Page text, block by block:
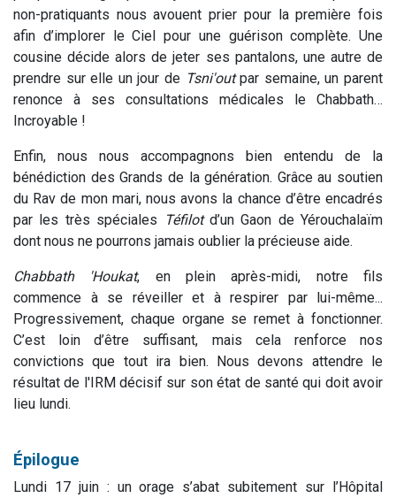
non-pratiquants nous avouent prier pour la première fois
afin d’implorer le Ciel pour une guérison complète. Une
cousine décide alors de jeter ses pantalons, une autre de
prendre sur elle un jour de Tsni'outpar semaine, un parent
renonce à ses consultations médicales le Chabbath…
Incroyable !
Enfin, nous nous accompagnons bien entendu de la
bénédiction des Grands de la génération. Grâce au soutien
du Rav de mon mari, nous avons la chance d’être encadrés
par les très spéciales
Téfilotd’un Gaon de Yérouchalaïm
dont nous ne pourrons jamais oublier la précieuse aide.
Chabbath 'Houkat, en plein après-midi, notre fils
commence à se réveiller et à respirer par lui-même...
Progressivement, chaque organe se remet à fonctionner.
C’est loin d’être suffisant, mais cela renforce nos
convictions que tout ira bien. Nous devons attendre le
résultat de l'IRM décisif sur son état de santé qui doit avoir
lieu lundi.
Épilogue
Lundi 17 juin : un orage s’abat subitement sur l’Hôpital